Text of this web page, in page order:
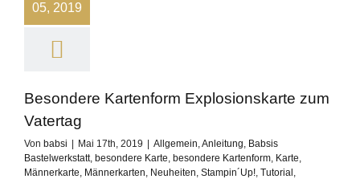
05, 2019
Besondere Kartenform Explosionskarte zum
Vatertag
Von babsi Mai 17th, 2019 Allgemein,Anleitung, Babsis
Bastelwerkstatt, besondere Karte, besondere Kartenform, Karte,
Männerkarte, Männerkarten, Neuheiten, Stampin´Up!, Tutorial ,